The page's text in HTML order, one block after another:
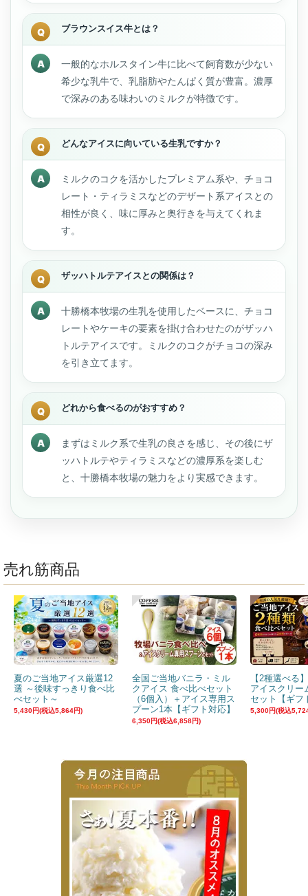
ブラウンスイス牛とは？
一般的なホルスタイン牛に比べて飼育数が少ない
希少な乳牛で、乳脂肪やたんぱく質が豊富。濃厚
で深みのある味わいのミルクが特徴です。
どんなアイスに向いている生乳ですか？
ミルクのコクを活かしたプレミアム系や、チョコ
レート・ティラミスなどのデザート系アイスとの
相性が良く、味に厚みと奥行きを与えてくれま
す。
ザッハトルテアイスとの関係は？
十勝橋本牧場の生乳を使用したベースに、チョコ
レートやケーキの要素を掛け合わせたのがザッハ
トルテアイスです。ミルクのコクがチョコの深み
を引き立てます。
どれから食べるのがおすすめ？
まずはミルク系で生乳の良さを感じ、その後にザ
ッハトルテやティラミスなどの濃厚系を楽しむ
と、十勝橋本牧場の魅力をより実感できます。
売れ筋商品
夏のご当地アイス厳選12
選 ～後味すっきり食べ比
べセット～
5,430円(税込5,864円)
全国ご当地バニラ・ミル
クアイス 食べ比べセット
（6個入）＋アイス専用ス
プーン1本【ギフト対応】
6,350円(税込6,858円)
【2種選べる
アイスクリー
セット【ギフ
5,300円(税込